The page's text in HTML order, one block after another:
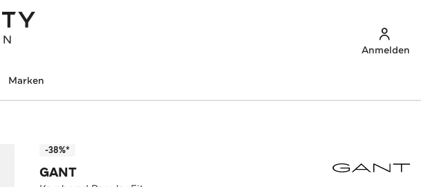
Anmelden
Marken
-38%*
GANT